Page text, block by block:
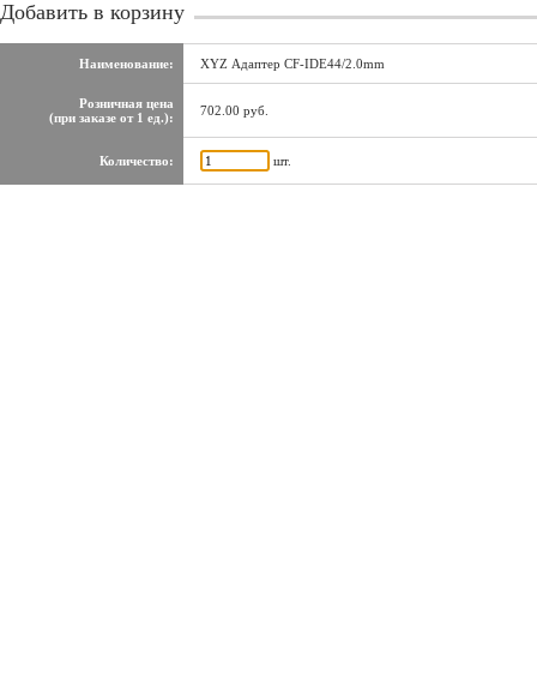
Добавить в корзину
Наименование: XYZ Адаптер CF-IDE44/2.0mm
Розничная цена
(при заказе от 1 ед.):
702.00 руб.
Количество: шт.